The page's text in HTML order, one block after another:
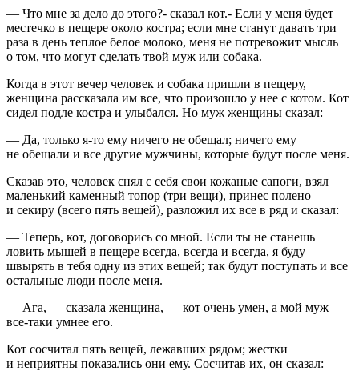
— Что мне за дело до этого?- сказал кот.- Если у меня будет
местечко в пещере около костра; если мне станут давать три
раза в день теплое белое молоко, меня не потревожит мысль
о том, что могут сделать твой муж или собака.
Когда в этот вечер человек и собака пришли в пещеру,
женщина рассказала им все, что произошло у нее с котом. Кот
сидел подле костра и улыбался. Но муж женщины сказал:
— Да, только я-то ему ничего не обещал; ничего ему
не обещали и все другие мужчины, которые будут после меня.
Сказав это, человек снял с себя свои кожаные сапоги, взял
маленький каменный топор (три вещи), принес полено
и секиру (всего пять вещей), разложил их все в ряд и сказал:
— Теперь, кот, договорись со мной. Если ты не станешь
ловить мышей в пещере всегда, всегда и всегда, я буду
швырять в тебя одну из этих вещей; так будут поступать и все
остальные люди после меня.
— Ага, — сказала женщина, — кот очень умен, а мой муж
все-таки умнее его.
Кот сосчитал пять вещей, лежавших рядом; жестки
и неприятны показались они ему. Сосчитав их, он сказал: